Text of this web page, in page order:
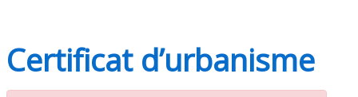
Certificat d’urbanisme